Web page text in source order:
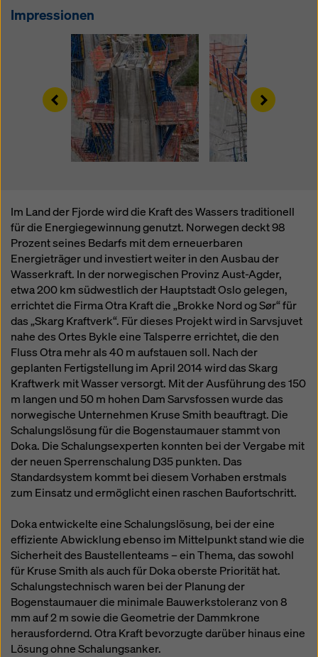
Impressionen
Left Right
Im Land der Fjorde wird die Kraft des Wassers traditionell
für die Energiegewinnung genutzt. Norwegen deckt 98
Prozent seines Bedarfs mit dem erneuerbaren
Energieträger und investiert weiter in den Ausbau der
Wasserkraft. In der norwegischen Provinz Aust-Agder,
etwa 200 km südwestlich der Hauptstadt Oslo gelegen,
errichtet die Firma Otra Kraft die „Brokke Nord og Sør“ für
das „Skarg Kraftverk“. Für dieses Projekt wird in Sarvsjuvet
nahe des Ortes Bykle eine Talsperre errichtet, die den
Fluss Otra mehr als 40 m aufstauen soll. Nach der
geplanten Fertigstellung im April 2014 wird das Skarg
Kraftwerk mit Wasser versorgt. Mit der Ausführung des 150
m langen und 50 m hohen Dam Sarvsfossen wurde das
norwegische Unternehmen Kruse Smith beauftragt. Die
Schalungslösung für die Bogenstaumauer stammt von
Doka. Die Schalungsexperten konnten bei der Vergabe mit
der neuen Sperrenschalung D35 punkten. Das
Standardsystem kommt bei diesem Vorhaben erstmals
zum Einsatz und ermöglicht einen raschen Baufortschritt.
Doka entwickelte eine Schalungslösung, bei der eine
effiziente Abwicklung ebenso im Mittelpunkt stand wie die
Sicherheit des Baustellenteams – ein Thema, das sowohl
für Kruse Smith als auch für Doka oberste Priorität hat.
Schalungstechnisch waren bei der Planung der
Bogenstaumauer die minimale Bauwerkstoleranz von 8
mm auf 2 m sowie die Geometrie der Dammkrone
herausfordernd. Otra Kraft bevorzugte darüber hinaus eine
Lösung ohne Schalungsanker.
keine wirksamen Rechtsbehelfe zur Verfügung
stehen. Sie können alle einwilligungspflichtigen
Cookies ablehnen, indem Sie auf "Ablehnen" klicken
Cookie Einstellungenanpassen, indem Sie
auf Cookie Einstellungen am Ende dieser Website
klicken und die entsprechenden Checkboxen
verwenden. Sie können Ihre Einwilligung jederzeit
grundlos mit Wirkung für die Zukunft widerrufen,
indem Sie zB aufCookie Einstellungen
am Ende
dieser Website klicken.
auch die Möglichkeit, Ihre Cookies auszuwählen
(Erweiterte Cookie-Einstellungen).